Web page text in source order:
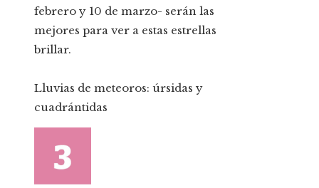
febrero y 10 de marzo- serán las
mejores para ver a estas estrellas
brillar.
Lluvias de meteoros: úrsidas y
cuadrántidas